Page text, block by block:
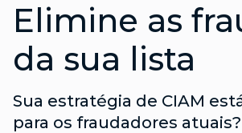
Elimine as
da sua lista
Sua estratégia de CIAM
para os fraudadores atuais?